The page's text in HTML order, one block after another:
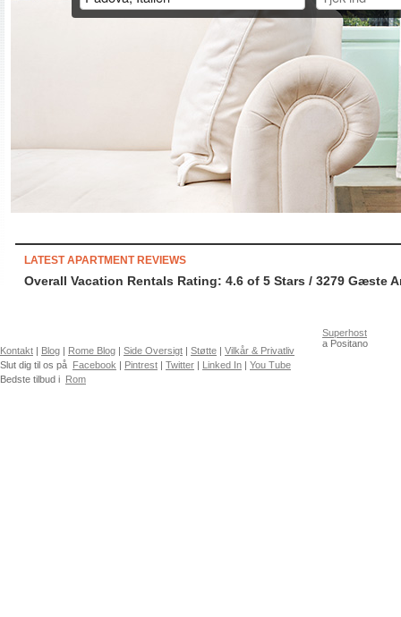
LATEST APARTMENT REVIEWS
Overall Vacation Rentals Rating: 4.6 of 5 Stars / 3279 Gæste
Kontakt | Blog | Rome Blog | Side Oversigt | Støtte | Vilkår & Privatliv
Slut dig til os på Facebook | Pintrest | Twitter | Linked In | You Tube
Bedste tilbud i Rom
Superhost
a Positano